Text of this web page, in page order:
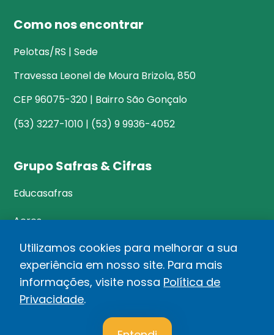
Como nos encontrar
Pelotas/RS | Sede
Travessa Leonel de Moura Brizola, 850
CEP 96075-320 | Bairro São Gonçalo
(53) 3227-1010 | (53) 9 9936-4052
Grupo Safras & Cifras
Educasafras
Acres
©Safras&Cifras
Relatório de Transparência Salarial
Política de privacidade
Utilizamos cookies para melhorar a sua
experiência em nosso site. Para mais
informações, visite nossa Política de
Privacidade.